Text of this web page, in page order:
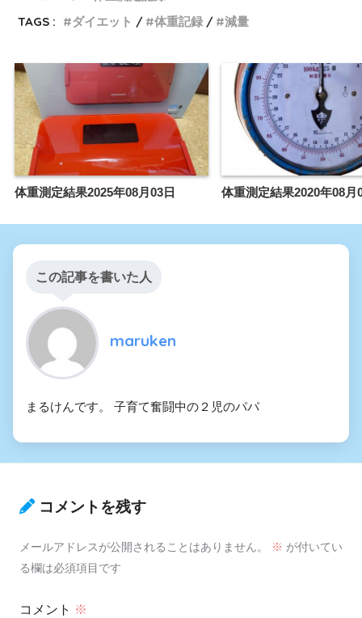
TAGS :
ダイエット 体重記録 減量
体重測定結果2025年08月03日 体重測定結果2020年08月
この記事を書いた人
maruken
まるけんです。 子育て奮闘中の２児のパパ
コメントを残す
メールアドレスが公開されることはありません。 ※ が付いてい
る欄は必須項目です
コメント ※